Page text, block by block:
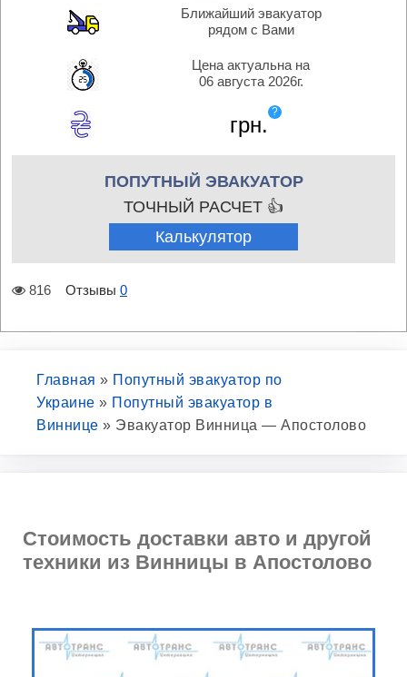
Ближайший эвакуатор
рядом с Вами
Цена актуальна на
06 августа 2026г.
грн.
?
ПОПУТНЫЙ ЭВАКУАТОР
ТОЧНЫЙ РАСЧЕТ 👍
Калькулятор
816 Отзывы 0
Главная » Попутный эвакуатор по
Украине » Попутный эвакуатор в
Виннице » Эвакуатор Винница — Апостолово
Стоимость доставки авто и другой
техники из Винницы в Апостолово